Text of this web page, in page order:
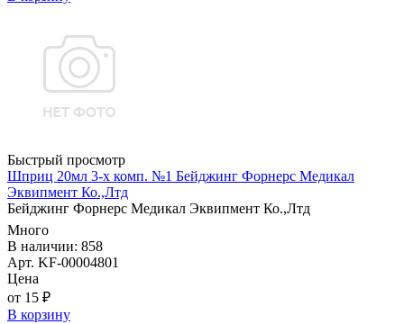
Быстрый просмотр
Шприц 20мл 3-х комп. №1 Бейджинг Форнерс Медикал
Эквипмент Ко.,Лтд
Бейджинг Форнерс Медикал Эквипмент Ко.,Лтд
Много
В наличии: 858
Арт. KF-00004801
Цена
от 15 ₽
В корзину